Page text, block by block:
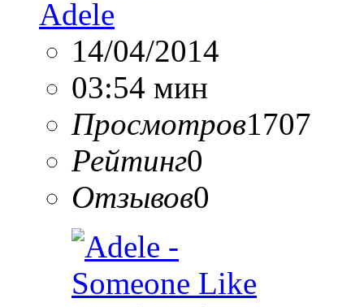
Adele
14/04/2014
03:54 мин
Просмотров1707
Рейтинг0
Отзывов0